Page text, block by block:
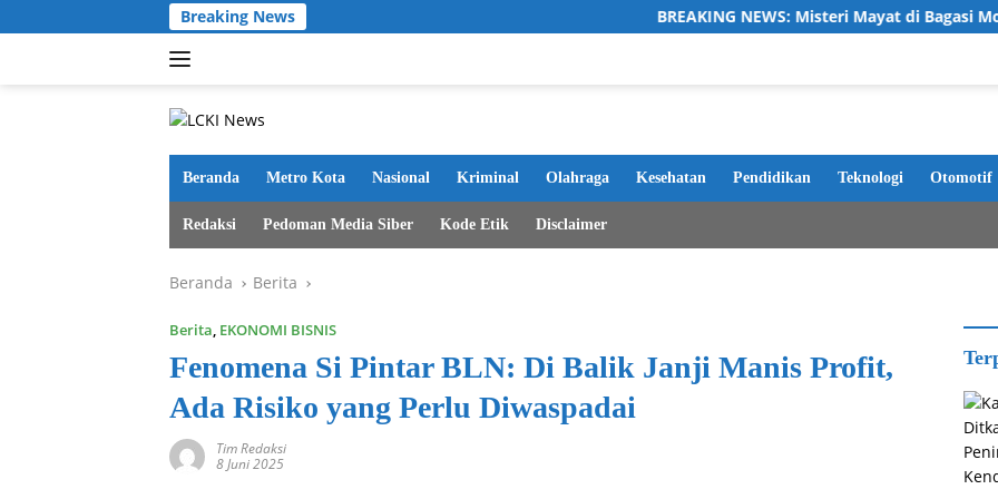
ke
Breaking News BREAKING NEWS: Misteri Mayat di Bagasi Mobil, Jasad
Beranda Metro Kota Nasional Kriminal Olahraga Kesehatan Pendidikan Teknologi Otomotif
Redaksi Pedoman Media Siber Kode Etik Disclaimer
Beranda Berita
Berita, EKONOMI BISNIS
Fenomena Si Pintar BLN: Di Balik Janji Manis Profit,
Ada Risiko yang Perlu Diwaspadai
Tim Redaksi
8 Juni 2025